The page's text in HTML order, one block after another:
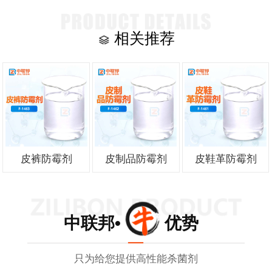
相关推荐
皮裤防霉剂 皮制品防霉剂 皮鞋革防霉剂
中联邦• 优势
只为给您提供高性能杀菌剂